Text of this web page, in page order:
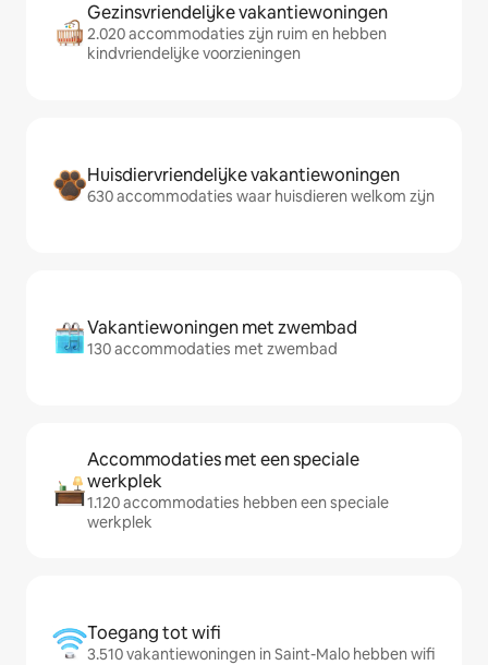
Gezinsvriendelijke vakantiewoningen
2.020 accommodaties zijn ruim en hebben
kindvriendelijke voorzieningen
Huisdiervriendelijke vakantiewoningen
630 accommodaties waar huisdieren welkom zijn
Vakantiewoningen met zwembad
130 accommodaties met zwembad
Accommodaties met een speciale
werkplek
1.120 accommodaties hebben een speciale
werkplek
Toegang tot wifi
3.510 vakantiewoningen in Saint-Malo hebben wifi